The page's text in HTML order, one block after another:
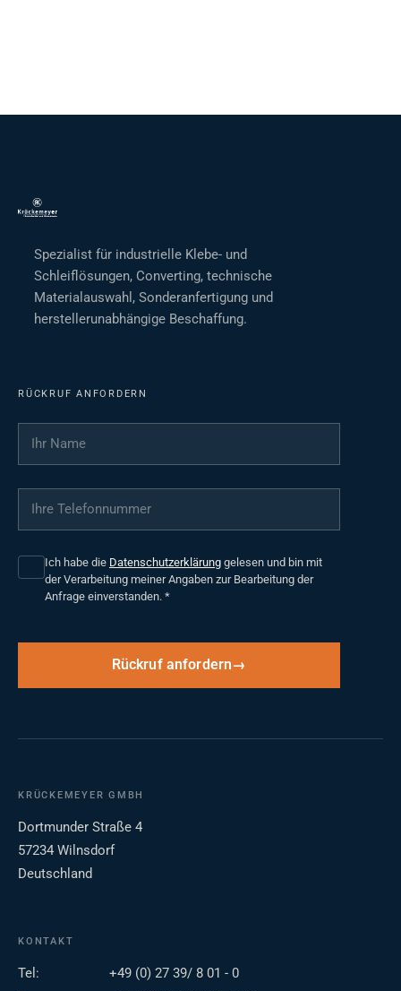
Spezialist für industrielle Klebe- und
Schleiflösungen, Converting, technische
Materialauswahl, Sonderanfertigung und
herstellerunabhängige Beschaffung.
RÜCKRUF ANFORDERN
Ihr Name
Ihre Telefonnummer
Ich habe die Datenschutzerklärung gelesen und bin mit
der Verarbeitung meiner Angaben zur Bearbeitung der
Anfrage einverstanden. *
Rückruf anfordern
KRÜCKEMEYER GMBH
Dortmunder Straße 4
57234 Wilnsdorf
Deutschland
KONTAKT
Tel:
+49 (0) 27 39/ 8 01 - 0